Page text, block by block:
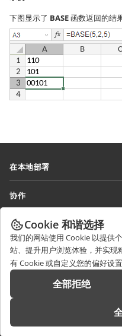
下图显示了 BASE函数返回的结果
在本地部署
协作空间
工作区
连接器
桌面应用程序
移动应用程序
协作
针对翻译人员
针对博主
职位空缺
获取最新资讯
博客
获取帮助
论坛
销售相关问题
Cookie 和谐选择
我们的网站使用 Cookie 以提供
站、提升用户浏览体验，并实
有 Cookie 或自定义您的偏好设置
全部拒绝